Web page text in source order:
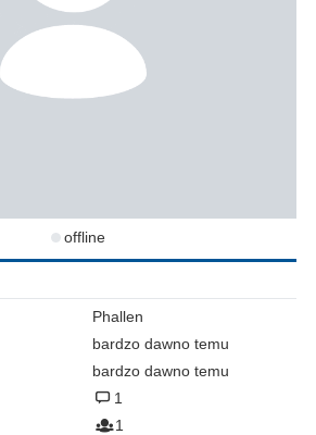
offline
Phallen
bardzo dawno temu
bardzo dawno temu
1
1